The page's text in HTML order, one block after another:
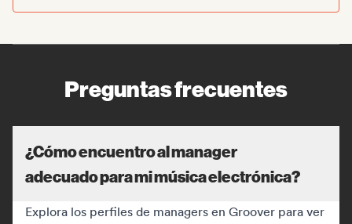
Preguntas frecuentes
¿Cómo encuentro al manager
adecuado para mi música electrónica?
Explora los perfiles de managers en Groover para ver